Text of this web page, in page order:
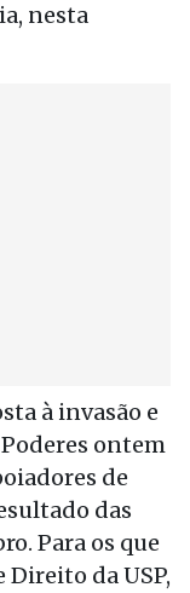
nesta
à invasão e
ontem
de
das
Para os que
da USP,